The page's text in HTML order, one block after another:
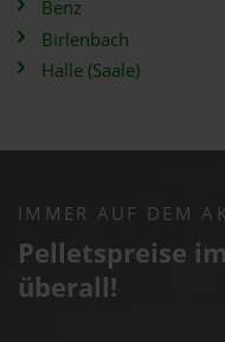
Benz
Birlenbach
Halle (Saale)
IMMER AUF DEM
Pelletspreise
überall!